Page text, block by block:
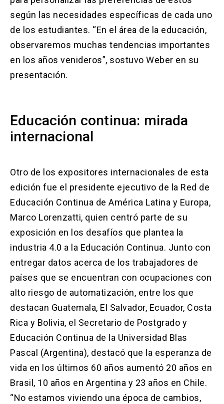
según las necesidades específicas de cada uno
de los estudiantes. “En el área de la educación,
observaremos muchas tendencias importantes
en los años venideros”, sostuvo Weber en su
presentación.
Educación continua: mirada
internacional
Otro de los expositores internacionales de esta
edición fue el presidente ejecutivo de la Red de
Educación Continua de América Latina y Europa,
Marco Lorenzatti, quien centró parte de su
exposición en los desafíos que plantea la
industria 4.0 a la Educación Continua. Junto con
entregar datos acerca de los trabajadores de
países que se encuentran con ocupaciones con
alto riesgo de automatización, entre los que
destacan Guatemala, El Salvador, Ecuador, Costa
Rica y Bolivia, el Secretario de Postgrado y
Educación Continua de la Universidad Blas
Pascal (Argentina), destacó que la esperanza de
vida en los últimos 60 años aumentó 20 años en
Brasil, 10 años en Argentina y 23 años en Chile.
“No estamos viviendo una época de cambios,